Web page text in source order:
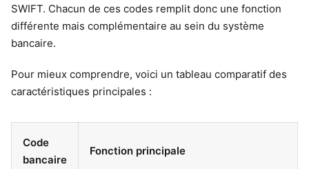
SWIFT. Chacun de ces codes remplit donc une fonction
différente mais complémentaire au sein du système
bancaire.
Pour mieux comprendre, voici un tableau comparatif des
caractéristiques principales :
Code
bancaire
Fonction principale